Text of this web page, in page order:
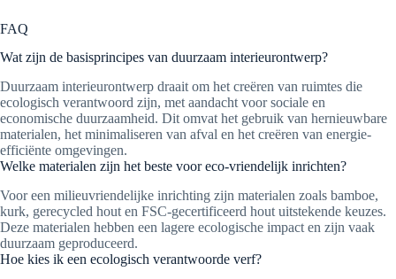
FAQ
Wat zijn de basisprincipes van duurzaam interieurontwerp?
Duurzaam interieurontwerp draait om het creëren van ruimtes die
ecologisch verantwoord zijn, met aandacht voor sociale en
economische duurzaamheid. Dit omvat het gebruik van hernieuwbare
materialen, het minimaliseren van afval en het creëren van energie-
efficiënte omgevingen.
Welke materialen zijn het beste voor eco-vriendelijk inrichten?
Voor een milieuvriendelijke inrichting zijn materialen zoals bamboe,
kurk, gerecycled hout en FSC-gecertificeerd hout uitstekende keuzes.
Deze materialen hebben een lagere ecologische impact en zijn vaak
duurzaam geproduceerd.
Hoe kies ik een ecologisch verantwoorde verf?